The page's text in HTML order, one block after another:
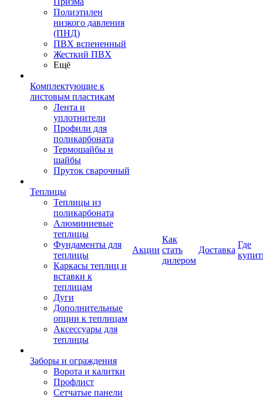
Полиэтилен
низкого давления
(ПНД)
ПВХ вспененный
Жесткий ПВХ
Ещё
Комплектующие к
листовым пластикам
Лента и
уплотнители
Профили для
поликарбоната
Термошайбы и
шайбы
Пруток сварочный
Теплицы
Теплицы из
поликарбоната
Алюминиевые
теплицы
Фундаменты для
теплицы
Каркасы теплиц и
вставки к
теплицам
Дуги
Дополнительные
опции к теплицам
Аксессуары для
теплицы
Заборы и ограждения
Ворота и калитки
Профлист
Сетчатые панели
Акции
Как
стать
дилером
Доставка
Где